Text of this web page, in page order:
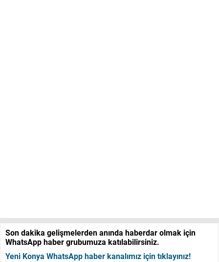
Son dakika gelişmelerden anında haberdar olmak için
WhatsApp haber grubumuza katılabilirsiniz.
Yeni Konya WhatsApp haber kanalımız için tıklayınız!